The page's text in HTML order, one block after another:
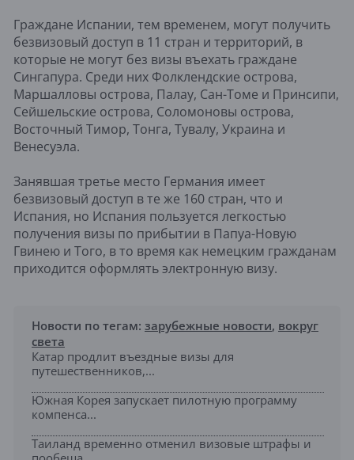
Граждане Испании, тем временем, могут получить
безвизовый доступ в 11 стран и территорий, в
которые не могут без визы въехать граждане
Сингапура. Среди них Фолклендские острова,
Маршалловы острова, Палау, Сан-Томе и Принсипи,
Сейшельские острова, Соломоновы острова,
Восточный Тимор, Тонга, Тувалу, Украина и
Венесуэла.
Занявшая третье место Германия имеет
безвизовый доступ в те же 160 стран, что и
Испания, но Испания пользуется легкостью
получения визы по прибытии в Папуа-Новую
Гвинею и Того, в то время как немецким гражданам
приходится оформлять электронную визу.
Новости по тегам: зарубежные новости, вокруг
света
Катар продлит въездные визы для
путешественников,...
Южная Корея запускает пилотную программу
компенса...
Таиланд временно отменил визовые штрафы и